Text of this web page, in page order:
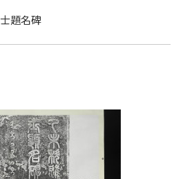
題名碑